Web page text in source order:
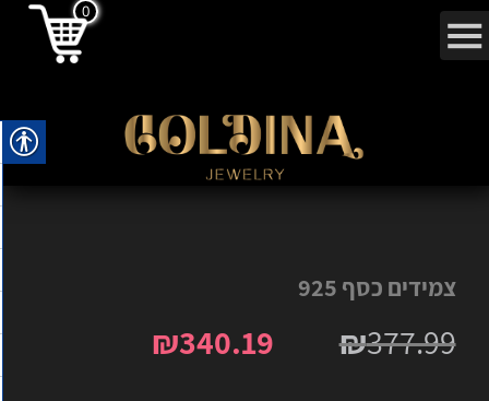
0
צמידים כסף 925
₪377.99
₪340.19